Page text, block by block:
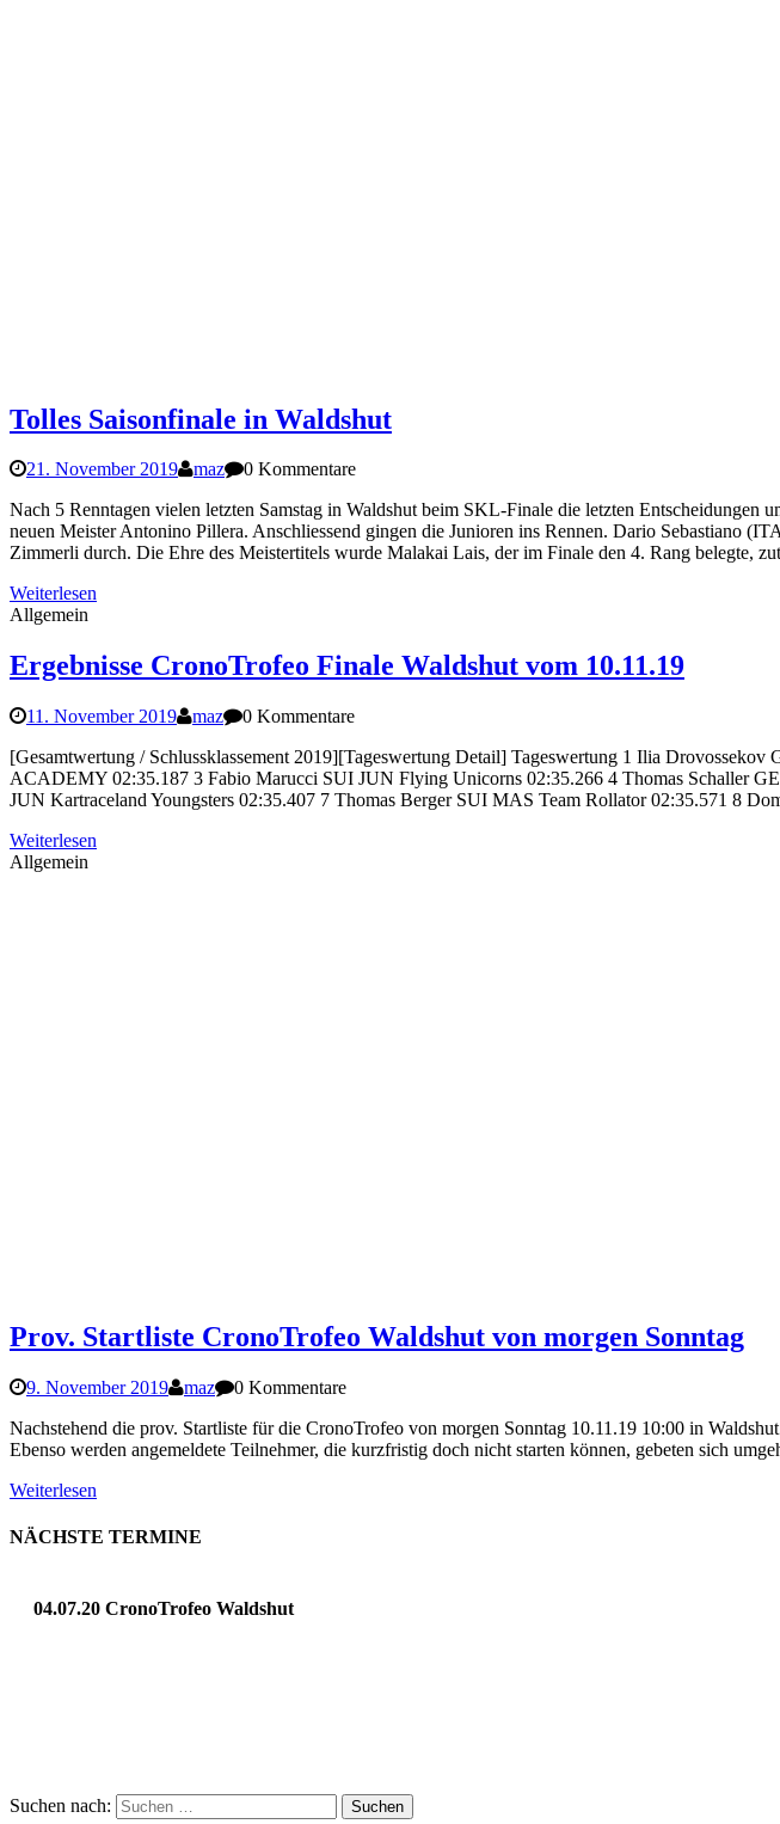
Tolles Saisonfinale in Waldshut
21. November 2019 maz
0 Kommentare
Nach 5 Renntagen vielen letzten Samstag in Waldshut beim SKL-Finale die letzten
neuen Meister Antonino Pillera. Anschliessend gingen die Junioren ins Rennen. Dario Sebastiano
Zimmerli durch. Die Ehre des Meistertitels wurde Malakai Lais, der im Finale den 4. Rang belegte,
Weiterlesen
Allgemein
Ergebnisse CronoTrofeo Finale Waldshut vom 10.11.19
11. November 2019 maz
0 Kommentare
[Gesamtwertung / Schlussklassement 2019][Tageswertung Detail] Tageswertung 1 Ilia
ACADEMY 02:35.187 3 Fabio Marucci SUI JUN Flying Unicorns 02:35.266 4 Thomas Schaller
JUN Kartraceland Youngsters 02:35.407 7 Thomas Berger SUI MAS Team Rollator 02:35.571 8
Weiterlesen
Allgemein
Prov. Startliste CronoTrofeo Waldshut von morgen Sonntag
9. November 2019 maz
0 Kommentare
Nachstehend die prov. Startliste für die CronoTrofeo von morgen Sonntag 10.11.19 10:00 in
Ebenso werden angemeldete Teilnehmer, die kurzfristig doch nicht starten können, gebeten sich
Weiterlesen
NÄCHSTE TERMINE
04.07.20 CronoTrofeo Waldshut
Suchen nach: